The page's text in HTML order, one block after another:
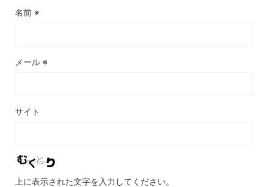
名前 ※
メール ※
サイト
上に表示された文字を入力してください。